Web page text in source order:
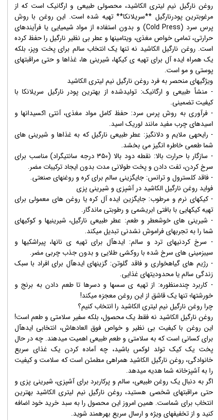
روغن نارگیل نیم لیتری الکاشید، محصولی طبیعی و ارگانیک است که از
مرغوبترین پودرنارگیل **سریلانکا** تهیه شده است. این روغن با روش
پرس سرد (Cold Press) و بدون استفاده از مواد شیمیایی یا فرآیندهای
حرارتی، تمامی خواص مغذی، ویتامینها و عطر بی نظیر نارگیل را حفظ کرده
است. روغن نارگیل الکاشید نه تنها یک انتخاب سالم برای پخت وپز، بلکه
یک همراه ایده آل برای تهیه ی کیکها، شیرینی ها، غذاها و حتی مراقبتهای
پوستی و مو است.
ویژگیهای منحصر به فرد روغن نارگیل نیم لیتری الکاشید
- منشأ طبیعی و ارگانیک: تولیدشده از بهترین پودر نارگیل سریلانکا با
کیفیت تضمینی.
- فرآوری به روش پرس سرد: حفظ کامل مواد مغذی، آنتی اکسیدانها و
اسیدهای چرب مفید مانند لوریک اسید.
- رایحهی ملایم و دلانگیز: عطر طبیعی نارگیل که به غذاها و شیرینی های
شما طعمی خاطره انگیز می بخشد.
- سازگار با حرارت بالا: نقطه دود بالا (۳۵۰ درجه سانتیگراد) مناسب برای
سرخ کردن، تفت دادن و پخت طولانی مدت بدون ایجاد ترکیبات مضر.
- فاقد کلسترول و ترانس: جایگزینی سالم برای کره و روغنهای صنعتی.
فواید روغن نارگیل الکاشید در آشپزی و شیرینی پزی
- کیکهای نرم و مرطوب: جایگزین ایده آل کره یا روغن های معمولی برای
تهیه کیکهایی با بافتی ابریشمی و رطوبتی ماندگار.
- شیرینی های خوشعطر و طعم: عطر طبیعی نارگیل، شیرینیها و کوکیهای
شما را به تجربهای فراموش نشدنی تبدیل میکند.
- سرخ کردنیهای ترد و سالم: ایدهآل برای تهیه ی نانها، پیراشکیها و
سیبزمینی های سرخ شده با روکشی طلایی و بدون جذب چربی مضر.
- رژیم های گیاهخواری و فاقد گلوتن: گزینهای ایدهآل برای افراد با سبک
زندگی سالم یا محدودیتهای غذایی.
- کاربرد چندمنظوره: از تهیه ی سسها و دسرها تا طعم دادن به برنج و
خورشتها؛ تنها یک قاشق از این روغن معجزه میکند!
چرا روغن نارگیل نیم لیتری الکاشید را انتخاب کنیم؟
روغن نارگیل الکاشید نه فقط یک محصول، بلکه سفیر سلامتی و طعم است!
این روغن با کیفیت بی نظیر و خواص فوق العادهاش، انتخابی ایدهآل
برای کسانی است که به سلامتی و طعم طبیعی اهمیت میدهند. چه در حال
پخت یک کیک تولد لوکس باشید، چه آماده کردن یک غذای سریع
خانوادگی، روغن نارگیل الکاشید همراهی مطمئن است که سلامت و کیفیت
را به آشپزخانه شما هدیه میدهد.
اگر به دنبال یک روغن طبیعی، سالم و پرکاربرد برای آشپزی، شیرینی پزی و
حتی مراقبتهای شخصی هستید، روغن نارگیل نیم لیتری الکاشید بهترین
انتخاب برای شماست. همین امروز این محصول را به سبد خرید خود اضافه
کنید و از تخفیفهای ویژه و ارسال سریع بهرهمند شوید.